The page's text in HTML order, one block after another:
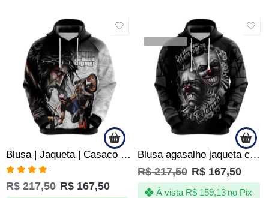
Blusa | Jaqueta | Casaco Grau não é Crime – Só Grau e Corte
Avaliação
5.00de 5
R$217,50 R$ 167,50
VENDIDOS
Blusa agasalho jaqueta casaco Chora Agora Ri Depois
R$217,50 R$ 167,50
À vista R$159,13 no Pix